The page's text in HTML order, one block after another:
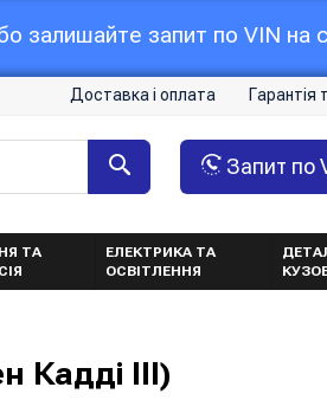
залишайте запит по VIN на
Доставка і оплата Гарантія
Запит по
ТА
ЕЛЕКТРИКА ТА
ОСВІТЛЕННЯ
Кадді III)